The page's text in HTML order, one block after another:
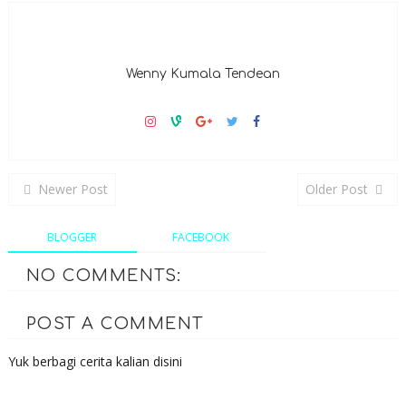
Wenny Kumala Tendean
Newer Post Older Post
BLOGGER FACEBOOK
NO COMMENTS:
POST A COMMENT
Yuk berbagi cerita kalian disini